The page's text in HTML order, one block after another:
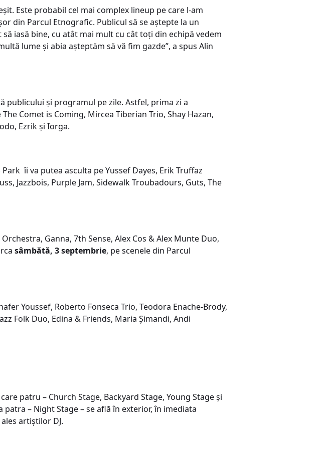
Este probabil cel mai complex lineup pe care l-am
din Parcul Etnografic. Publicul să se aștepte la un
iasă bine, cu atât mai mult cu cât toți din echipă vedem
lume și abia așteptăm să vă fim gazde”, a spus Alin
publicului și programul pe zile. Astfel, prima zi a
Comet is Coming, Mircea Tiberian Trio, Shay Hazan,
Ezrik și Iorga.
îi va putea asculta pe Yussef Dayes, Erik Truffaz
Jazzbois, Purple Jam, Sidewalk Troubadours, Guts, The
Ganna, 7th Sense, Alex Cos & Alex Munte Duo,
sâmbătă, 3 septembrie, pe scenele din Parcul
Youssef, Roberto Fonseca Trio, Teodora Enache-Brody,
Folk Duo, Edina & Friends, Maria Șimandi, Andi
patru – Church Stage, Backyard Stage, Young Stage și
– Night Stage – se află în exterior, în imediata
artiștilor DJ.